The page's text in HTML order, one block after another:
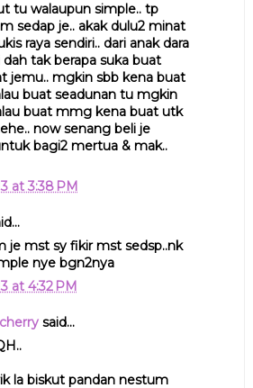
tu walaupun simple.. tp
sedap je.. akak dulu2 minat
raya sendiri.. dari anak dara
dah tak berapa suka buat
jemu.. mgkin sbb kena buat
buat seadunan tu mgkin
buat mmg kena buat utk
now senang beli je
bagi2 mertua & mak..
at 3:38 PM
je mst sy fikir mst sedsp..nk
nye bgn2nya
at 4:32 PM
said...
la biskut pandan nestum